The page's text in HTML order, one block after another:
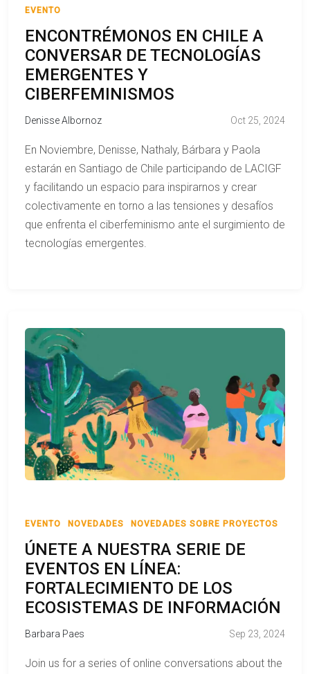
EVENTO
ENCONTRÉMONOS EN CHILE A
CONVERSAR DE TECNOLOGÍAS
EMERGENTES Y
CIBERFEMINISMOS
Denisse Albornoz Oct 25, 2024
En Noviembre, Denisse, Nathaly, Bárbara y Paola
estarán en Santiago de Chile participando de LACIGF
y facilitando un espacio para inspirarnos y crear
colectivamente en torno a las tensiones y desafíos
que enfrenta el ciberfeminismo ante el surgimiento de
tecnologías emergentes.
EVENTO NOVEDADES NOVEDADES SOBRE PROYECTOS
ÚNETE A NUESTRA SERIE DE
EVENTOS EN LÍNEA:
FORTALECIMIENTO DE LOS
ECOSISTEMAS DE INFORMACIÓN
Barbara Paes Sep 23, 2024
Join us for a series of online conversations about the